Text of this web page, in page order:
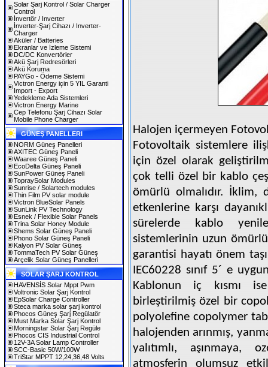
Solar Şarj Kontrol / Solar Charger
Control
İnvertör / Inverter
İnverter-Şarj Cihazı / Inverter-
Charger
Aküler / Batteries
Ekranlar ve İzleme Sistemi
DC/DC Konvertörler
Akü Şarj Redresörleri
Akü Koruma
PAYGo - Ödeme Sistemi
Victron Energy için 5 YIL Garanti
Import - Export
Yedekleme Ada Sistemleri
Victron Energy Marine
Cep Telefonu Şarj Cihazı Solar
Mobile Phone Charger
GÜNEŞ PANELLERI
NORM Güneş Panelleri
AXITEC Güneş Paneli
Waaree Güneş Paneli
EcoDelta Güneş Paneli
SunPower Güneş Paneli
TopraySolar Modules
Sunrise / Solartech modules
Thin Film PV solar module
Victron BlueSolar Panels
SunLink PV Technology
Esnek / Flexible Solar Panels
Trina Solar Honey Module
Shems Solar Güneş Paneli
Phono Solar Güneş Paneli
Kalyon PV Solar Güneş
TommaTech PV Solar Güneş
Arçelik Solar Güneş Panelleri
SOLAR ŞARJ KONTROL
HAVENSİS Solar Mppt Pwm
Voltronic Solar Şarj Kontrol
EpSolar Charge Controller
Steca marka solar şarj kontrol
Phocos Güneş Şarj Regülatör
Must Marka Solar Şarj Kontrol
Morningstar Solar Şarj Regüle
Phocos CIS Industrial Control
12V-3A Solar Lamp Controller
SCC-Basic 50W/100W
TriStar MPPT 12,24,36,48 Volts
Halojen içermeyen
Fotovoltaik sistemlere
için özel olarak
çok telli özel bir kablo
ömürlü olmalıdır. İklim,
etkenlerine karşı
sürelerde kablo
sistemlerinin uzun
garantisi hayatı önem
IEC60228 sınıf 5´ e
Kablonun iç kısmı
birleştirilmiş özel bir
polyolefine copolymer
halojenden arınmış,
yalıtımlı, aşınmaya,
atmosferin olumsuz